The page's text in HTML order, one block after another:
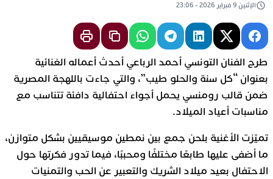
الإثنين 9 فبراير 2026 - 23:06
طرح الفنان التونسي أحمد الرباعي أحدث أعماله الغنائية
بعنوان “كل سنة والحلو طيب”، والتي جاءت باللهجة المصرية
ضمن قالب رومنسي يحمل أجواء احتفالية دافئة تتناسب مع
مناسبات أعياد الميلاد.
تميّزت الأغنية بلحن جمع بين نمطين موسيقيين بشكل متوازن،
ما أضفى عليها طابعًا مختلفًا ومحببًا، فيما تدور فكرتها حول
الاحتفال بعيد ميلاد الشريك والتعبير عن الحب والتمنيات